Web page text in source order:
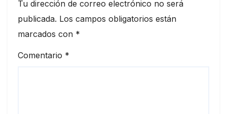
Tu dirección de correo electrónico no será
publicada. Los campos obligatorios están
marcados con *
Comentario *